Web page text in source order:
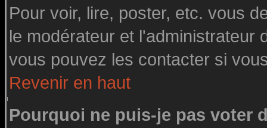
Pour voir, lire, poster, etc. vous
le modérateur et l'administrateur
vous pouvez les contacter si
Revenir en haut
Pourquoi ne puis-je pas voter